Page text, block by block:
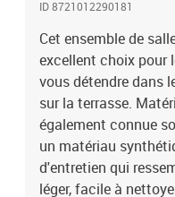
coussins de siège sont
et un entretien
d'extérieur est fabriqué en
rend facile à nettoyer avec
d'élégance à votre espace
meubles d'extérieur restent
les protéger avec une
maximale (par siège) : 110
requis : oui Table : Couleur
enduit de poudre, verre
ID 8721012290181
Cet ensemble de
excellent choix pour
vous détendre dans
sur la terrasse.
également connue
un matériau
d'entretien qui
léger, facile à